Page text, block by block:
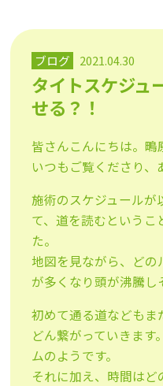
ブログ 2021.04.30
タイトスケジ
せる？！
皆さんこんにちは。鴫
いつもご覧くださり、
施術のスケジュールが
て、道を読むというこ
た。
地図を見ながら、どの
が多くなり頭が沸騰し
初めて通る道などもま
どん繋がっていきま
ムのようです。
それに加え、時間は